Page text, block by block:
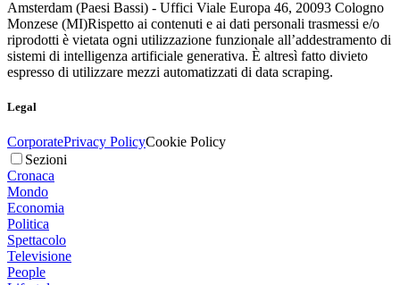
Amsterdam (Paesi Bassi) - Uffici Viale Europa 46, 20093 Cologno
Monzese (MI)Rispetto ai contenuti e ai dati personali trasmessi e/o
riprodotti è vietata ogni utilizzazione funzionale all’addestramento di
sistemi di intelligenza artificiale generativa. È altresì fatto divieto
espresso di utilizzare mezzi automatizzati di data scraping.
Legal
CorporatePrivacy PolicyCookie Policy
Sezioni
Cronaca
Mondo
Economia
Politica
Spettacolo
Televisione
People